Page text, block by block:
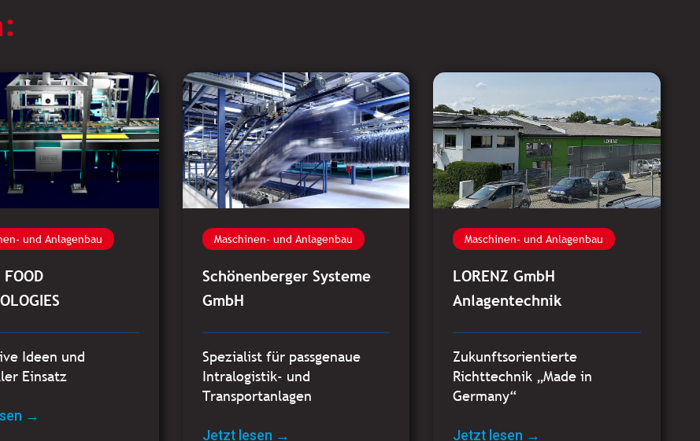
und Anlagenbau
FOOD
Ideen und
Einsatz
→
Maschinen- und Anlagenbau
Schönenberger Systeme
GmbH
Spezialist für passgenaue
Intralogistik- und
Transportanlagen
Jetzt lesen →
Maschinen- und Anlagenbau
LORENZ GmbH
Anlagentechnik
Zukunftsorientierte
Richttechnik „Made in
Germany“
Jetzt lesen →